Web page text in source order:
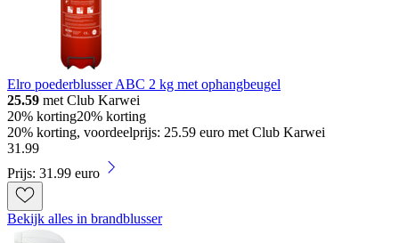
Elro poederblusser ABC 2 kg met ophangbeugel
25.59 met Club Karwei
20% korting20% korting
20% korting, voordeelprijs: 25.59 euro met Club Karwei
31 .99
Prijs: 31.99 euro
Bekijk alles in brandblusser